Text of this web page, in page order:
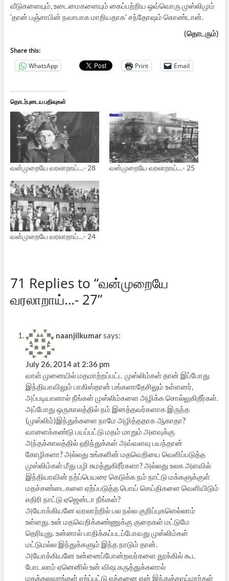
வீடுகளையும், உடைமைகளையும் கைப்பற்றிய ஒவ்வொரு முஸ்லிமும்
‘தான் பஞ்சாபின் நவாபாக மாறியதாக’ சந்தோஷம் கொண்டான்.
(தொடரும்)
Share this:
WhatsApp
Print Email
தொடர்புடைய பதிவுகள்
வன்முறையே வரலாறாய்…- 28 வன்முறையே வரலாறாய்…- 25
வன்முறையே வரலாறாய்…- 24
71 Replies to “வன்முறையே
வரலாறாய்…- 27”
naanjilkumarsays:
July 26, 2014 at 2:36 pm
வாள் முனையில் மதமாற்றப்பட்ட முஸ்லிம்கள் தான் இப்போது
இந்தியாவிலும் பாகிஸ்தான் பங்களாதேசிலும் உள்ளனர்,
அப்படியானால் நீங்கள் முஸ்லிம்களை அழிக்க சொல்லுகிறீர்கள்.
அப்போது ஒருகாலத்தில் நம் இனத்தவர்களாக இருந்த
(முஸ்லிம்)இந்துக்களை நாமே அழித்ததாக ஆகாதா?
வாளைக்கண்டு பயப்பட்டு மதம் மாறும் அளவுக்கு
அந்தக்காலத்தில் ஹிந்துக்கள் அவ்வளவு பயந்தான்
கோழிகளா? அல்லது உங்களின் மதவெறியை வெளிப்படுத்த
முஸ்லிம்கள் மீது பழி சுமத்துகிரீர்களா? அல்லது உலக அளவில்
இந்தியாவின் நற்ப்பெயரை கெடுக்க நம் நாட்டு மக்களுக்குள்
மதச்சண்டைகளை ஏற்ப்படுத்த பொய் செய்திகளை வெளியிடும்
எதிரி நாட்டு ஏஜென்டா நீங்கள்?
அயோக்கியனே வரலாற்றில் பல நல்ல குறிப்புகளெல்லாம்
உள்ளது. உன் மதவெறிக்கண்ணுக்கு குறைகள் மட்டுமே
தெரியுது. உன்னால் பாதிக்கப்படப்போவது முஸ்லிம்கள்
மட்டுமல்ல இந்துக்களும் இந்த நாடும் தான்.
அயோக்கியனே உன்னைப்போன்றவர்களை தூக்கில் கூட
போடலாம் ஏனெனில் உன் விஷ கருத்துக்களால்
மதக்கலவரங்கள் ஏற்ப்பட்டு எத்தனை என் இந்துத்தாய்மார்கள்